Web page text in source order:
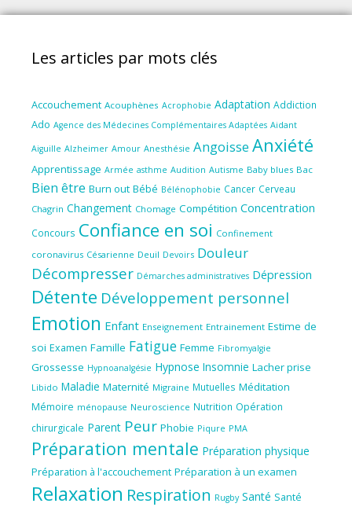
Les articles par mots clés
Accouchement Acouphènes Acrophobie Adaptation Addiction
Ado Agence des Médecines Complémentaires Adaptées Aidant
Aiguille Alzheimer Amour Anesthésie Angoisse Anxiété
Apprentissage Armée asthme Audition Autisme Baby blues Bac
Bien être Burn out Bébé Bélénophobie Cancer Cerveau
Chagrin Changement Chomage Compétition Concentration
Concours Confiance en soi Confinement
coronavirus Césarienne Deuil Devoirs Douleur
Décompresser Démarches administratives Dépression
Détente Développement personnel
Emotion Enfant Enseignement Entrainement Estime de
soi Examen Famille Fatigue Femme Fibromyalgie
Grossesse Hypnoanalgésie Hypnose Insomnie Lacher prise
Libido Maladie Maternité Migraine Mutuelles Méditation
Mémoire ménopause Neuroscience Nutrition Opération
chirurgicale Parent Peur Phobie Piqure PMA
Préparation mentale Préparation physique
Préparation à l'accouchement Préparation à un examen
Relaxation Respiration Rugby Santé Santé